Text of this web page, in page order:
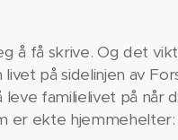
å få skrive. Og det
på sidelinjen av
leve familielivet på når
er ekte